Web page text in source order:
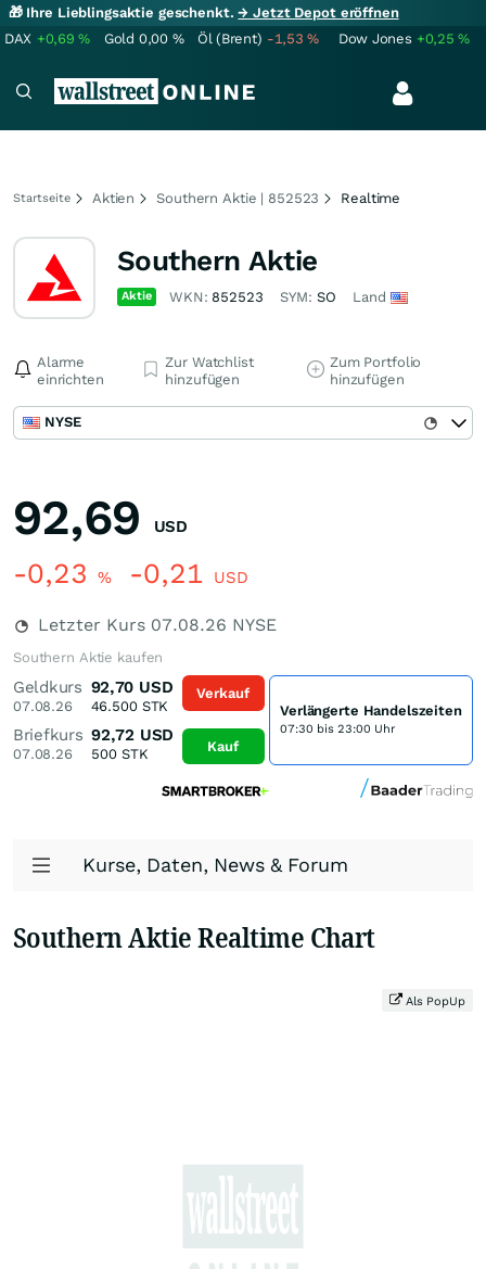
🎁 Ihre Lieblingsaktie geschenkt.→ Jetzt Depot eröffnen
DAX +0,69% Gold 0,00 % Öl (Brent) -1,53% Dow Jones +0,25%
Startseite Aktien Southern Aktie | 852523 Realtime
Southern Aktie
Aktie WKN: 852523 SYM: SO Land
Alarme
einrichten
Zur Watchlist
hinzufügen
Zum Portfolio
hinzufügen
NYSE
92,69 USD
-0,23 % -0,21 USD
Letzter Kurs 07.08.26 NYSE
Southern Aktie kaufen
Geldkurs
07.08.26
92,70 USD
46.500STK
Briefkurs
07.08.26
92,72 USD
500STK
Verkauf
Kauf
Verlängerte Handelszeiten
07:30 bis 23:00 Uhr
Kurse, Daten, News & Forum
Southern Aktie Realtime Chart
Als PopUp